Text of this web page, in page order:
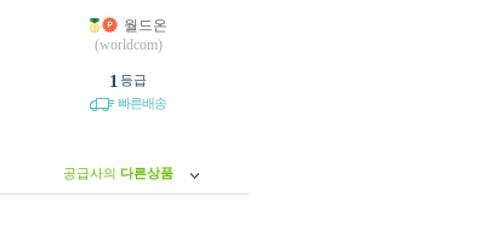
월드온
(worldcom)
1 등급
빠른배송
공급사의 다른상품